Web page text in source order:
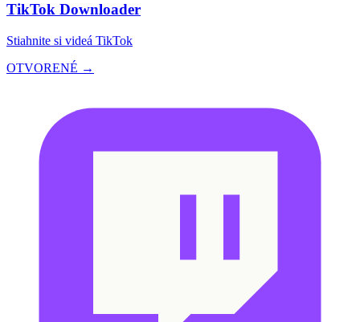
TikTok Downloader
Stiahnite si videá TikTok
OTVORENÉ →